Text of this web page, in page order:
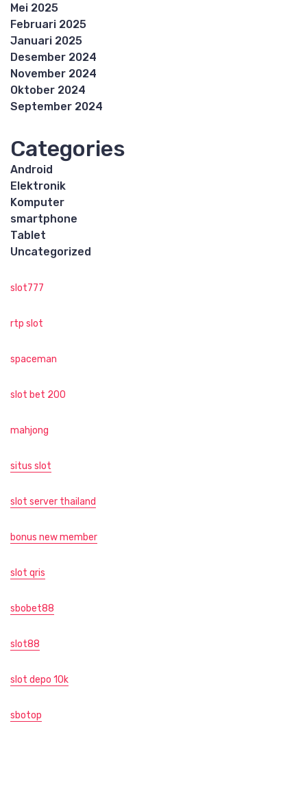
Mei 2025
Februari 2025
Januari 2025
Desember 2024
November 2024
Oktober 2024
September 2024
Categories
Android
Elektronik
Komputer
smartphone
Tablet
Uncategorized
slot777
rtp slot
spaceman
slot bet 200
mahjong
situs slot
slot server thailand
bonus new member
slot qris
sbobet88
slot88
slot depo 10k
sbotop